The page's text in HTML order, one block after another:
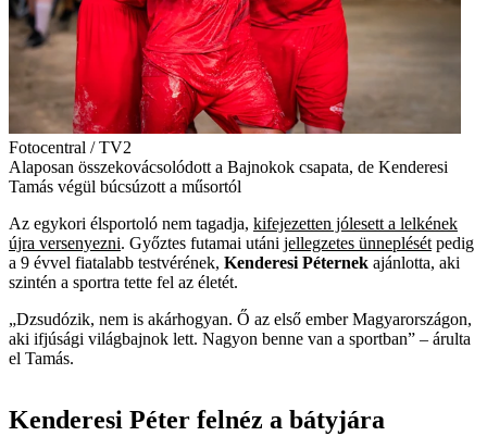
Fotocentral / TV2
Alaposan összekovácsolódott a Bajnokok csapata, de Kenderesi
Tamás végül búcsúzott a műsortól
Az egykori élsportoló nem tagadja, kifejezetten jólesett a lelkének
újra versenyezni. Győztes futamai utáni jellegzetes ünneplését pedig
a 9 évvel fiatalabb testvérének, Kenderesi Péternek ajánlotta, aki
szintén a sportra tette fel az életét.
„Dzsudózik, nem is akárhogyan. Ő az első ember Magyarországon,
aki ifjúsági világbajnok lett. Nagyon benne van a sportban” – árulta
el Tamás.
Kenderesi Péter felnéz a bátyjára